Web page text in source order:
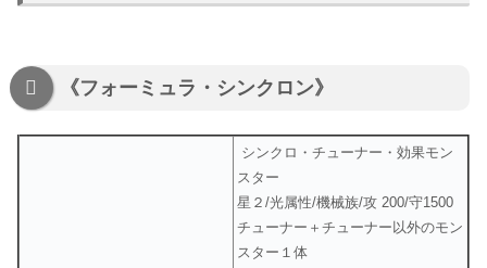
《フォーミュラ・シンクロン》
シンクロ・チューナー・効果モン
スター
星２/光属性/機械族/攻 200/守1500
チューナー＋チューナー以外のモン
スター１体